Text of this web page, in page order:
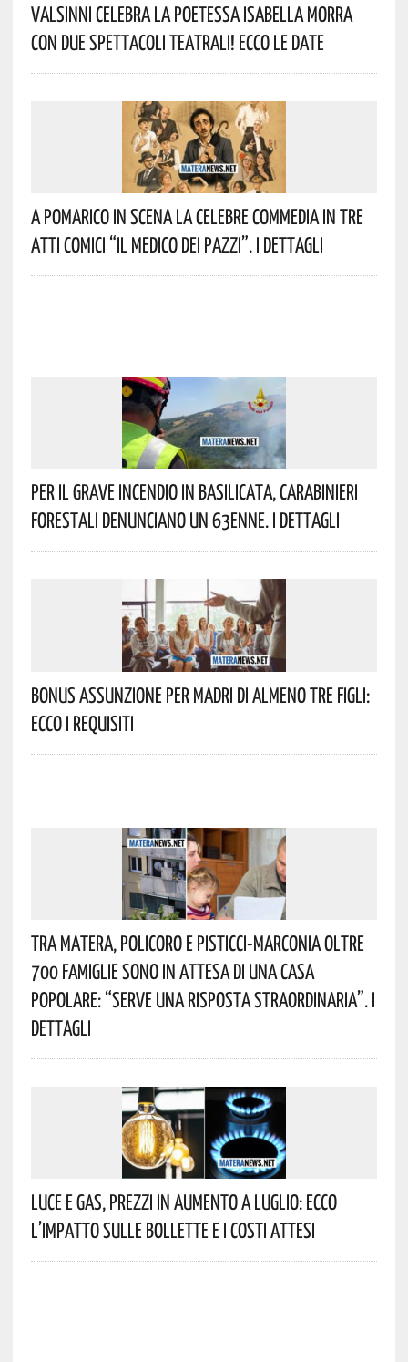
Valsinni Celebra La Poetessa Isabella Morra
Con Due Spettacoli Teatrali! Ecco Le Date
A Pomarico In Scena La Celebre Commedia In Tre
Atti Comici “Il Medico Dei Pazzi”. I Dettagli
Per Il Grave Incendio In Basilicata, Carabinieri
Forestali Denunciano Un 63enne. I Dettagli
Bonus Assunzione Per Madri Di Almeno Tre Figli:
Ecco I Requisiti
Tra Matera, Policoro E Pisticci-Marconia Oltre
700 Famiglie Sono In Attesa Di Una Casa
Popolare: “serve Una Risposta Straordinaria”. I
Dettagli
Luce E Gas, Prezzi In Aumento A Luglio: Ecco
L’impatto Sulle Bollette E I Costi Attesi